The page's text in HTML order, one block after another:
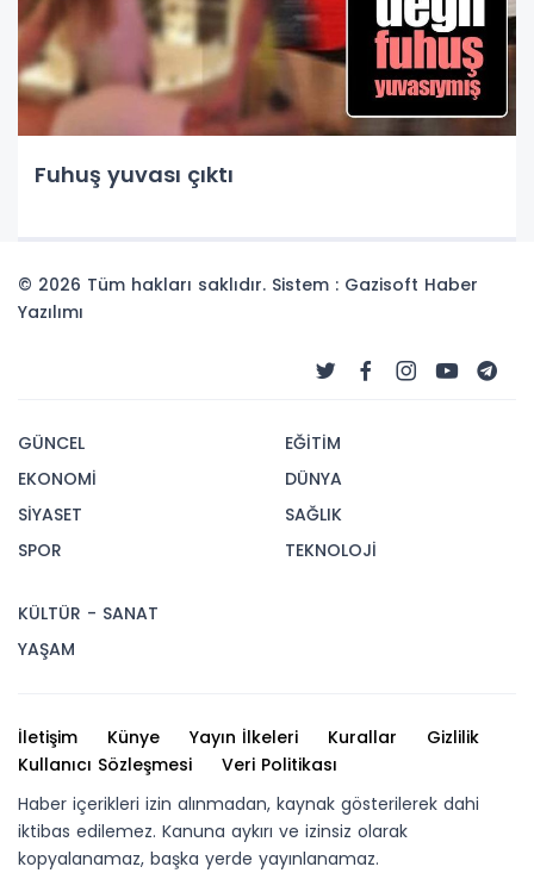
Fuhuş yuvası çıktı
© 2026 Tüm hakları saklıdır. Sistem : Gazisoft Haber
Yazılımı
GÜNCEL
EKONOMİ
SİYASET
SPOR
EĞİTİM
DÜNYA
SAĞLIK
TEKNOLOJİ
KÜLTÜR - SANAT
YAŞAM
İletişim Künye Yayın İlkeleri Kurallar
Gizlilik
Kullanıcı Sözleşmesi
Veri Politikası
Haber içerikleri izin alınmadan, kaynak gösterilerek dahi
iktibas edilemez. Kanuna aykırı ve izinsiz olarak
kopyalanamaz, başka yerde yayınlanamaz.